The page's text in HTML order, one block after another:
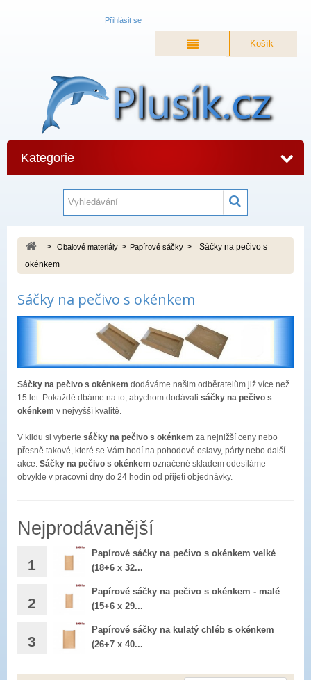
Košík
Přihlásit se
Kategorie
> Obalové materiály > Papírové sáčky >
Sáčky na pečivo s
okénkem
Sáčky na pečivo s okénkem
Sáčky na pečivo s okénkem dodáváme našim odběratelům již více než
15 let. Pokaždé dbáme na to, abychom dodávali sáčky na pečivo s
okénkem v nejvyšší kvalitě.
V klidu si vyberte sáčky na pečivo s okénkem za nejnižší ceny nebo
přesně takové, které se Vám hodí na pohodové oslavy, párty nebo další
akce. Sáčky na pečivo s okénkem označené skladem odesíláme
obvykle v pracovní dny do 24 hodin od přijetí objednávky.
Nejprodávanější
1
Papírové sáčky na pečivo s okénkem velké
(18+6 x 32...
2
Papírové sáčky na pečivo s okénkem - malé
(15+6 x 29...
3
Papírové sáčky na kulatý chléb s okénkem
(26+7 x 40...